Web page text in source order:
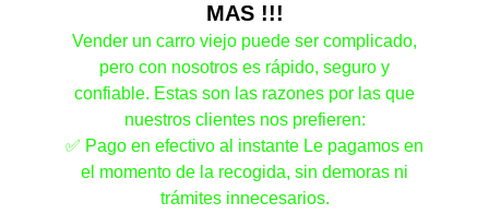
MAS !!!
Vender un carro viejo puede ser complicado,
pero con nosotros es rápido, seguro y
confiable. Estas son las razones por las que
nuestros clientes nos prefieren:
✅ Pago en efectivo al instante Le pagamos en
el momento de la recogida, sin demoras ni
trámites innecesarios.